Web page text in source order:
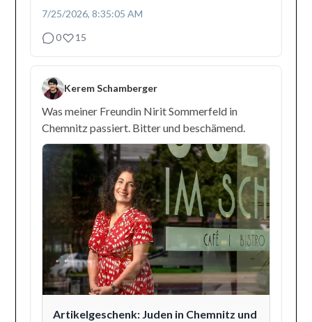
7/25/2026, 8:35:05 AM
0
15
Kerem Schamberger
Was meiner Freundin Nirit Sommerfeld in
Chemnitz passiert. Bitter und beschämend.
Artikelgeschenk: Juden in Chemnitz und